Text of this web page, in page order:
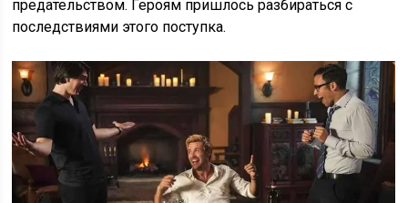
предательством. Героям пришлось разбираться с
последствиями этого поступка.